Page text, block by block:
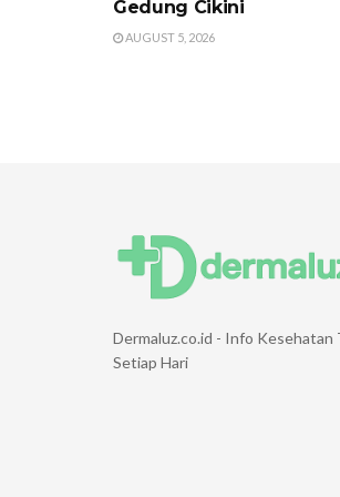
Gedung Cikini
AUGUST 5, 2026
Dermaluz.co.id - Info Kesehatan
Setiap Hari